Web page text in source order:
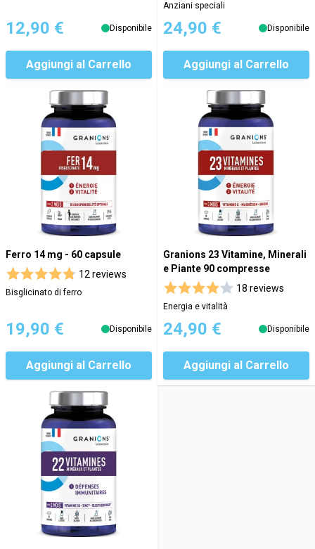
12,90 € Disponibile
Aggiungi al Carrello
Anziani speciali
24,90 € Disponibile
Aggiungi al Carrello
Ferro 14 mg - 60 capsule
12 reviews
Bisglicinato di ferro
19,90 € Disponibile
Aggiungi al Carrello
Granions 23 Vitamine, Minerali
e Piante 90 compresse
18 reviews
Energia e vitalità
24,90 € Disponibile
Aggiungi al Carrello